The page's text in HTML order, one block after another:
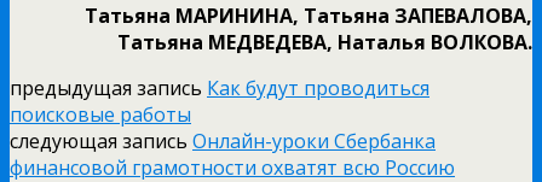
Татьяна МАРИНИНА, Татьяна ЗАПЕВАЛОВА,
Татьяна МЕДВЕДЕВА, Наталья ВОЛКОВА.
предыдущая запись Как будут проводиться
поисковые работы
следующая запись Онлайн-уроки Сбербанка
финансовой грамотности охватят всю Россию